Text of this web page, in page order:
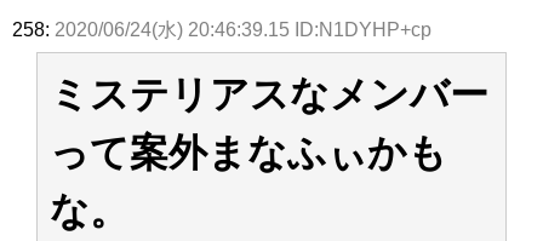
これも素晴らしい
日向坂46まとめのまとめ / これから彼氏と行為する直前の賀喜遥香、やば
アイドル – ぷぅアンテナ / 「乃木坂46ののぎおび⊿」北野日奈子が生配
信！【2022.3.22 17:15〜 SHOWROOM】
アイドル – ぷぅアンテナ / 【乃木坂46】井上和の『なぎおはぎ』って こん
ぺいとう×いちごみるく×マヨラー星人 と同じと考えてよろしいですか？
258: 2020/06/24(水) 20:46:39.15 ID:N1DYHP+cp
ミステリアスなメンバー
って案外まなふぃかも
な。